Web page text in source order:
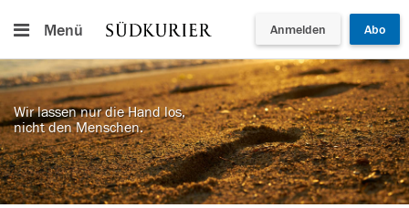
Menü Anmelden Abo
Wir lassen nur die Hand los,
nicht den Menschen.